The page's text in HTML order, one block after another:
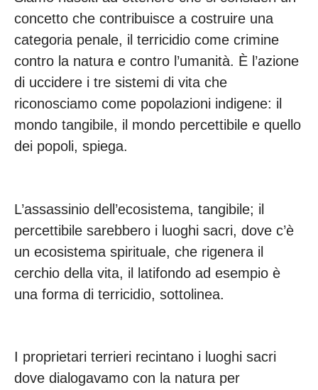
concetto che contribuisce a costruire una
categoria penale, il terricidio come crimine
contro la natura e contro l’umanità. È l’azione
di uccidere i tre sistemi di vita che
riconosciamo come popolazioni indigene: il
mondo tangibile, il mondo percettibile e quello
dei popoli, spiega.
L’assassinio dell’ecosistema, tangibile; il
percettibile sarebbero i luoghi sacri, dove c’è
un ecosistema spirituale, che rigenera il
cerchio della vita, il latifondo ad esempio è
una forma di terricidio, sottolinea.
I proprietari terrieri recintano i luoghi sacri
dove dialogavamo con la natura per